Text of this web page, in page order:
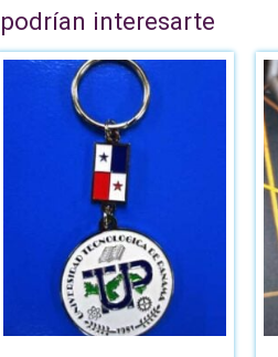
interesarte